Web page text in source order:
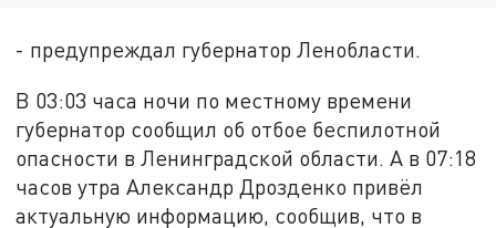
- предупреждал губернатор Ленобласти.
В 03:03 часа ночи по местному времени
губернатор сообщил об отбое беспилотной
опасности в Ленинградской области. А в 07:18
часов утра Александр Дрозденко привёл
актуальную информацию, сообщив, что в